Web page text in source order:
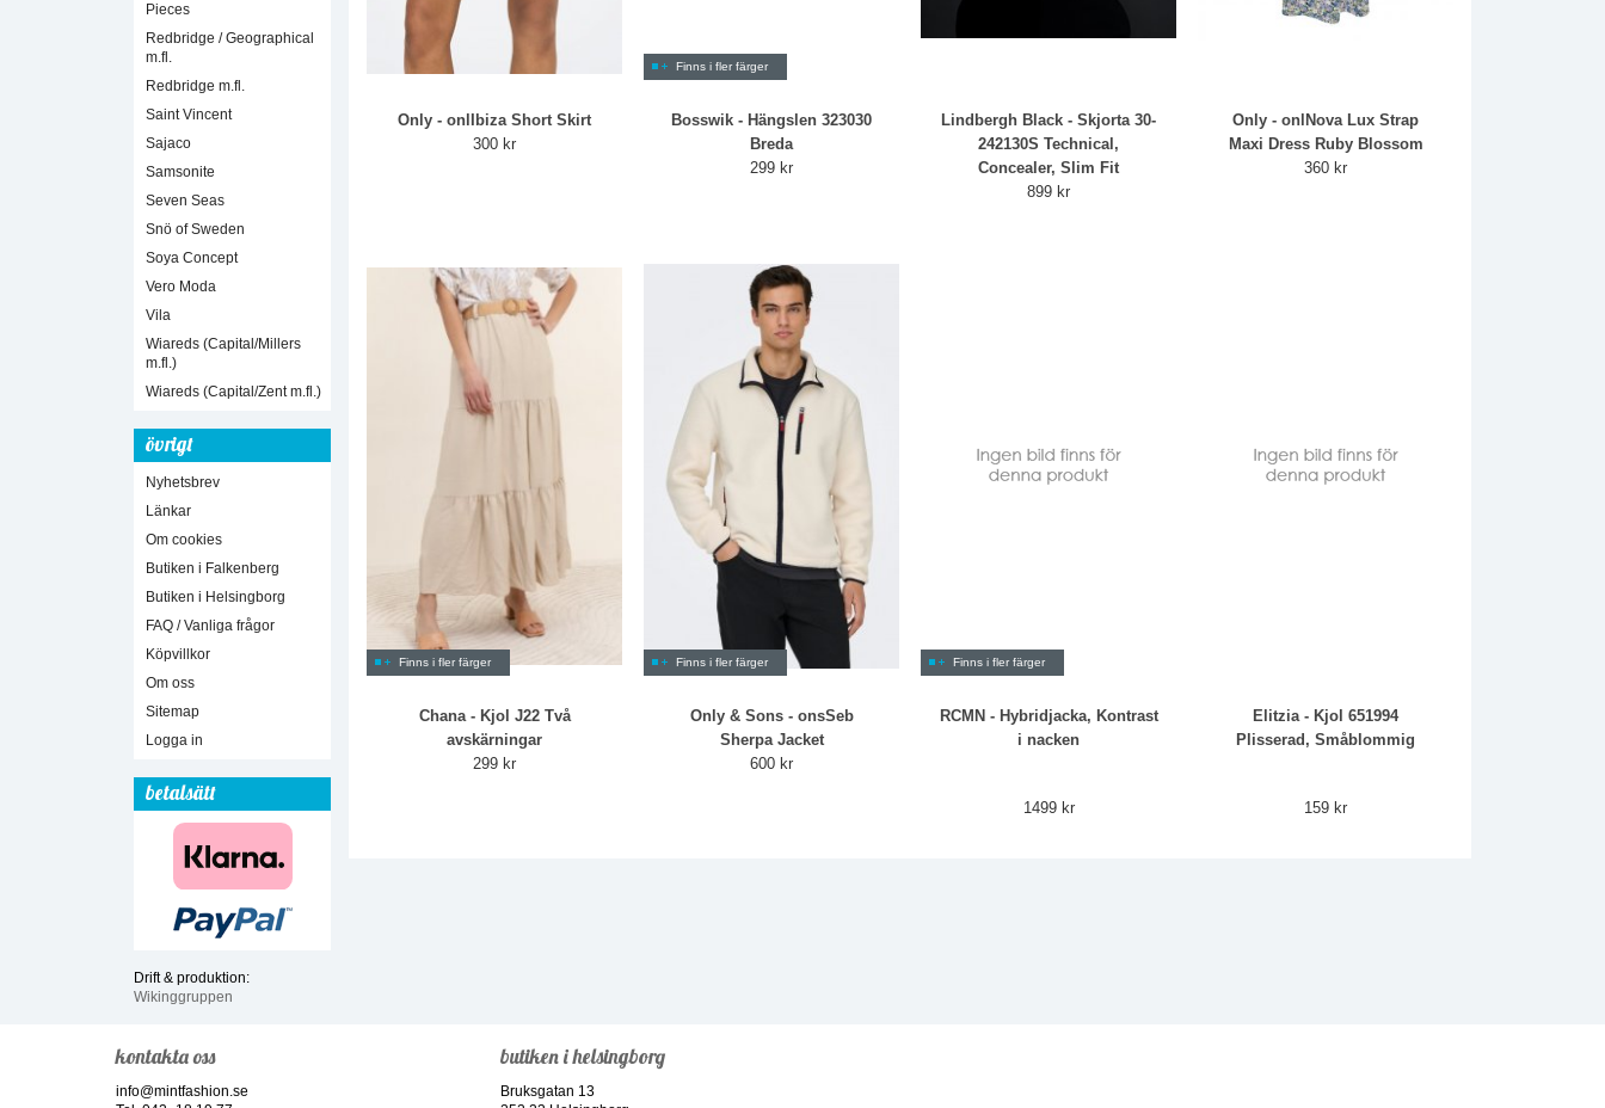
Pieces
Redbridge / Geographical
m.fl.
Redbridge m.fl.
Saint Vincent
Sajaco
Samsonite
Seven Seas
Snö of Sweden
Soya Concept
Vero Moda
Vila
Wiareds (Capital/Millers
m.fl.)
Wiareds (Capital/Zent m.fl.)
övrigt
Nyhetsbrev
Länkar
Om cookies
Butiken i Falkenberg
Butiken i Helsingborg
FAQ / Vanliga frågor
Köpvillkor
Om oss
Sitemap
Logga in
betalsätt
Drift & produktion:
Wikinggruppen
Only - onlIbiza Short Skirt
300 kr
Finns i fler färger
Bosswik - Hängslen 323030
Breda
299 kr
Lindbergh Black - Skjorta 30-
242130S Technical,
Concealer, Slim Fit
899 kr
Only - onlNova Lux Strap
Maxi Dress Ruby Blossom
360 kr
Finns i fler färger
Chana - Kjol J22 Två
avskärningar
299 kr
Finns i fler färger
Only & Sons - onsSeb
Sherpa Jacket
600 kr
Finns i fler färger
RCMN - Hybridjacka, Kontrast
i nacken
1499 kr
Elitzia - Kjol 651994
Plisserad, Småblommig
159 kr
kontakta oss
info@mintfashion.se
butiken i helsingborg
Bruksgatan 13